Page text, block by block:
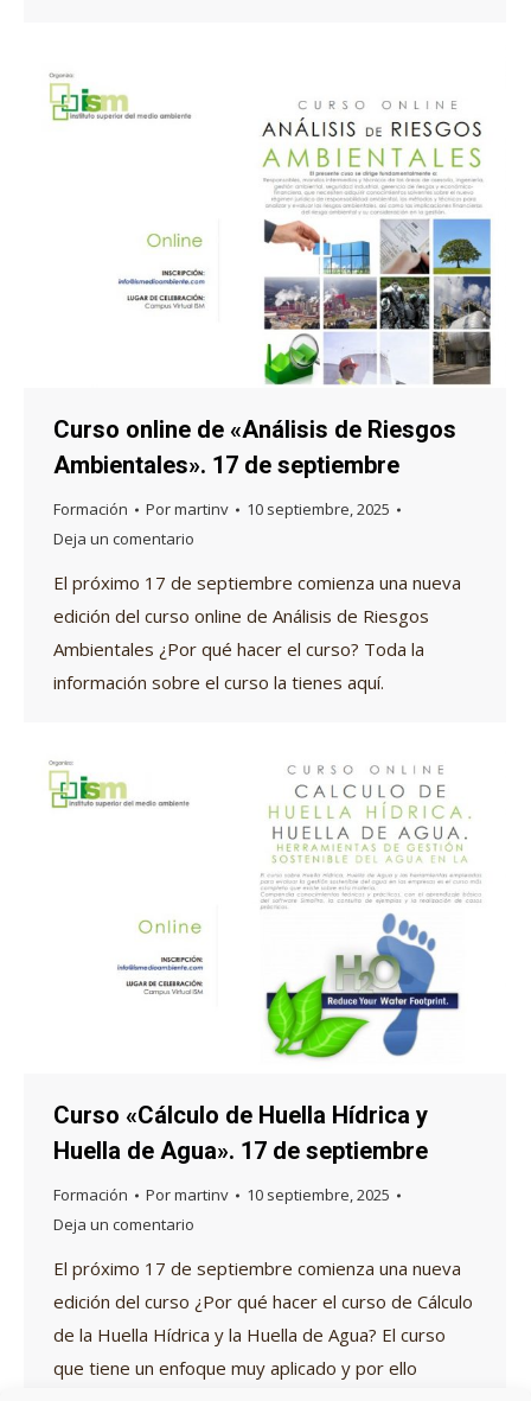
Curso online de «Análisis de Riesgos
Ambientales». 17 de septiembre
Formación Pormartinv
10 septiembre, 2025
Deja un comentario
El próximo 17 de septiembre comienza una nueva
edición del curso online de Análisis de Riesgos
Ambientales ¿Por qué hacer el curso? Toda la
información sobre el curso la tienes aquí.
Curso «Cálculo de Huella Hídrica y
Huella de Agua». 17 de septiembre
Formación Pormartinv
10 septiembre, 2025
Deja un comentario
El próximo 17 de septiembre comienza una nueva
edición del curso ¿Por qué hacer el curso de Cálculo
de la Huella Hídrica y la Huella de Agua? El curso
que tiene un enfoque muy aplicado y por ello